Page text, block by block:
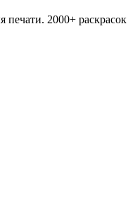
2000+